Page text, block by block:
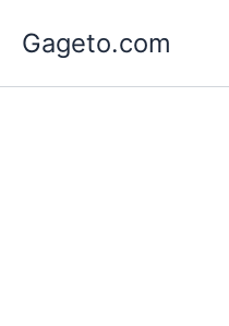
Gageto.com